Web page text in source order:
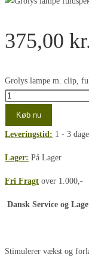
375,00
Grolys lampe m. clip,
Køb nu
Leveringstid: 1 - 3 dage
Lager: På Lager
Fri Fragt over 1.000,-
Dansk Service og
Stimulerer vækst og